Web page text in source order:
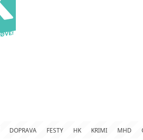
DOPRAVA FESTY HK KRIMI MHD